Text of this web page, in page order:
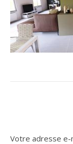
Votre adresse e-